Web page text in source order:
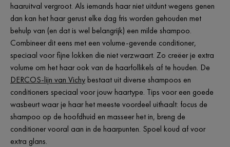
haaruitval vergroot. Als iemands haar niet uitdunt wegens genen
dan kan het haar gerust elke dag fris worden gehouden met
behulp van (en dat is wel belangrijk) een milde shampoo.
Combineer dit eens met een volume-gevende conditioner,
speciaal voor fijne lokken die niet verzwaart. Zo creëer je extra
volume om het haar ook van de haarfollikels af te houden. De
DERCOS-lijn van Vichybestaat uit diverse shampoos en
conditioners speciaal voor jouw haartype. Tips voor een goede
wasbeurt waar je haar het meeste voordeel uithaalt: focus de
shampoo op de hoofdhuid en masseer het in, breng de
conditioner vooral aan in de haarpunten. Spoel koud af voor
extra glans.